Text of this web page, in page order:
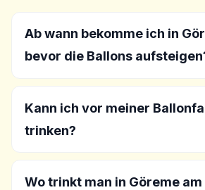
Ab wann bekomme ich in
bevor die Ballons
Kann ich vor meiner
trinken?
Wo trinkt man in Göreme